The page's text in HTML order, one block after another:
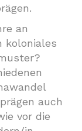
an
koloniales
auch
vor die